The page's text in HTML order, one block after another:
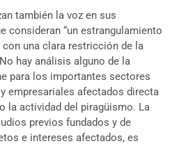
también la voz en sus
consideran “un estrangulamiento
una clara restricción de la
hay análisis alguno de la
para los importantes sectores
empresariales afectados directa
la actividad del piragüismo. La
previos fundados y de
e intereses afectados, es